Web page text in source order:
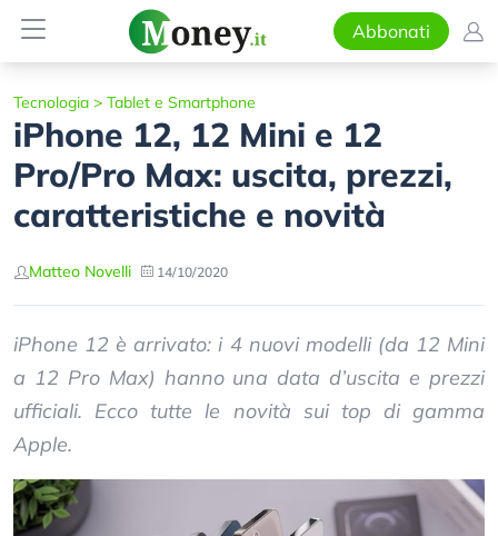
Abbonati
Tecnologia > Tablet e Smartphone
iPhone 12, 12 Mini e 12
Pro/Pro Max: uscita, prezzi,
caratteristiche e novità
Matteo Novelli 14/10/2020
iPhone 12 è arrivato: i 4 nuovi modelli (da 12 Mini
a 12 Pro Max) hanno una data d’uscita e prezzi
ufficiali. Ecco tutte le novità sui top di gamma
Apple.